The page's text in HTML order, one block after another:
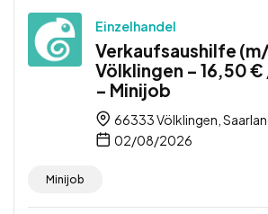
Einzelhandel
Verkaufsaushilfe
Völklingen – 16,50
– Minijob
66333 Völklingen,
02/08/2026
Minijob